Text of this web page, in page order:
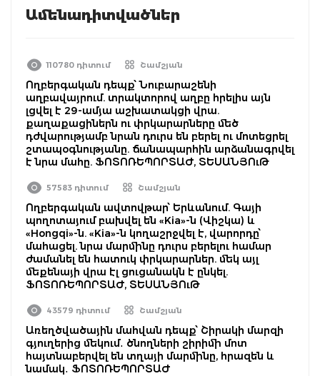
Ամենադիտվածներ
110780 դիտում Շամշյան
Ողբերգական դեպք՝ Նուբարաշենի
աղբավայրում. տրակտորով աղբը հրելիս այն
լցվել է 29-ամյա աշխատակցի վրա.
քաղաքացիներն ու փրկարարները մեծ
դժվարությամբ նրան դուրս են բերել ու մոտեցրել
շտապօգնությանը. ճանապարհին արձանագրվել
է նրա մահը. ՖՈՏՈՌԵՊՈՐՏԱԺ, ՏԵՍԱՆՅՈւԹ
57583 դիտում Շամշյան
Ողբերգական ավտովթար՝ Երևանում. Գայի
պողոտայում բախվել են «Kia»-ն (Վիշկա) և
«Hongqi»-ն. «Kia»-ն կողաշրջվել է, վարորդը՝
մահացել. նրա մարմինը դուրս բերելու համար
ժամանել են հատուկ փրկարարներ. մեկ այլ
մեքենայի վրա էլ ցուցանակն է ընկել.
ՖՈՏՈՌԵՊՈՐՏԱԺ, ՏԵՍԱՆՅՈւԹ
43579 դիտում Շամշյան
Առեղծվածային մահվան դեպք՝ Շիրակի մարզի
գյուղերից մեկում․ ծնողների շիրիմի մոտ
հայտնաբերվել են տղայի մարմինը, հրազեն և
նամակ․ ՖՈՏՈՌԵՊՈՐՏԱԺ